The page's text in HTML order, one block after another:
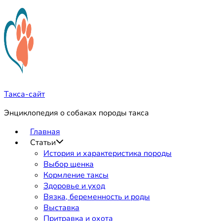
Перейти
содержимому
Такса-сайт
Энциклопедия о собаках породы такса
Главная
Статьи
История и характеристика породы
Выбор щенка
Кормление таксы
Здоровье и уход
Вязка, беременность и роды
Выставка
Притравка и охота